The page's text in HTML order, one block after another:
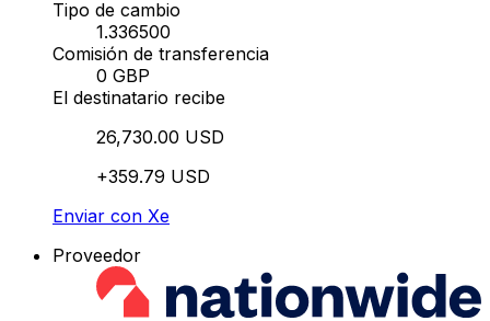
Tipo de cambio
1.336500
Comisión de transferencia
0 GBP
El destinatario recibe
26,730.00 USD
+359.79 USD
Enviar con Xe
Proveedor